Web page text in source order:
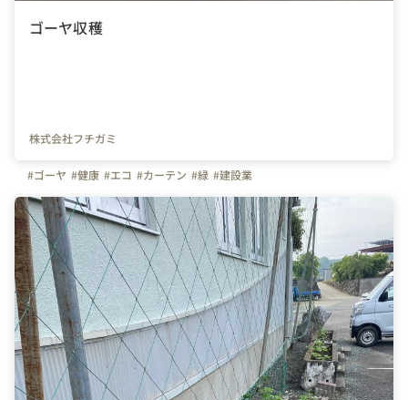
ゴーヤ収穫
株式会社フチガミ
#ゴーヤ #健康 #エコ #カーテン #緑 #建設業